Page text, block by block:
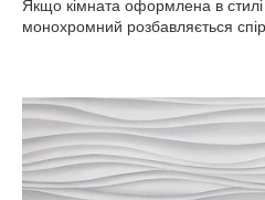
Якщо кімната оформлена в стилі
монохромний розбавляється